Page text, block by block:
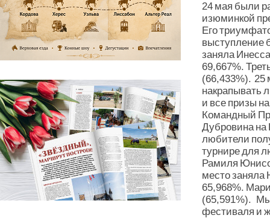
24 мая были
изюминкой
Его
выступление
заняла
69,667%.
(66,433%). 25
накрапывать
и все призы
Командный
Дубровина на
любители
турнире для
Рамиля
место заняла
65,968%.
(65,591%). Мы
фестиваля и